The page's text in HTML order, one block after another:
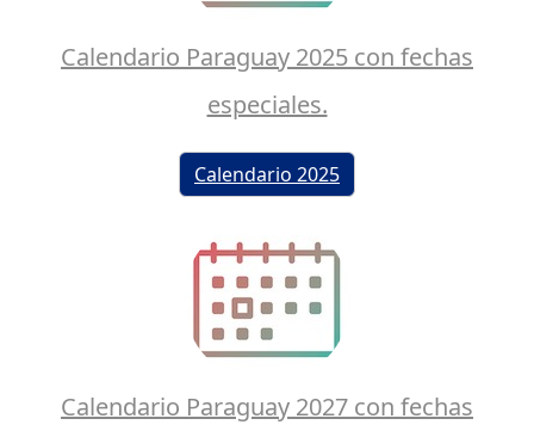
Calendario Paraguay 2025 con fechas
especiales.
Calendario 2025
Calendario Paraguay 2027 con fechas